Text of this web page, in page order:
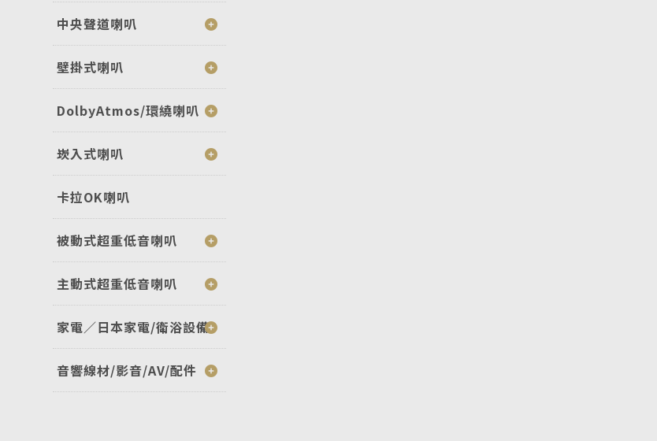
中央聲道喇叭
壁掛式喇叭
DolbyAtmos/環繞喇叭
崁入式喇叭
卡拉OK喇叭
被動式超重低音喇叭
主動式超重低音喇叭
家電／日本家電/衛浴設備
音響線材/影音/AV/配件